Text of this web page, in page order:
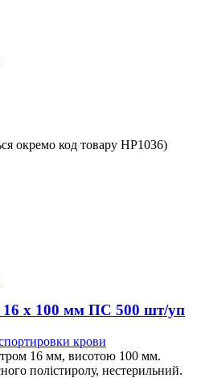
окремо код товару HP1036)
16 x 100 мм ПС 500 шт/уп
крови
16 мм, висотою 100 мм.
полістиролу, нестерильний.